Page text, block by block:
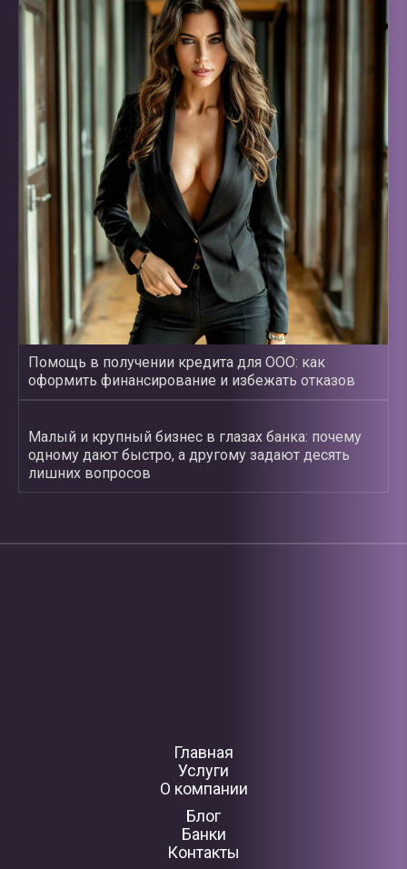
Помощь в получении кредита для ООО: как
оформить финансирование и избежать отказов
Малый и крупный бизнес в глазах банка: почему
одному дают быстро, а другому задают десять
лишних вопросов
Главная
Услуги
О компании
Блог
Банки
Контакты